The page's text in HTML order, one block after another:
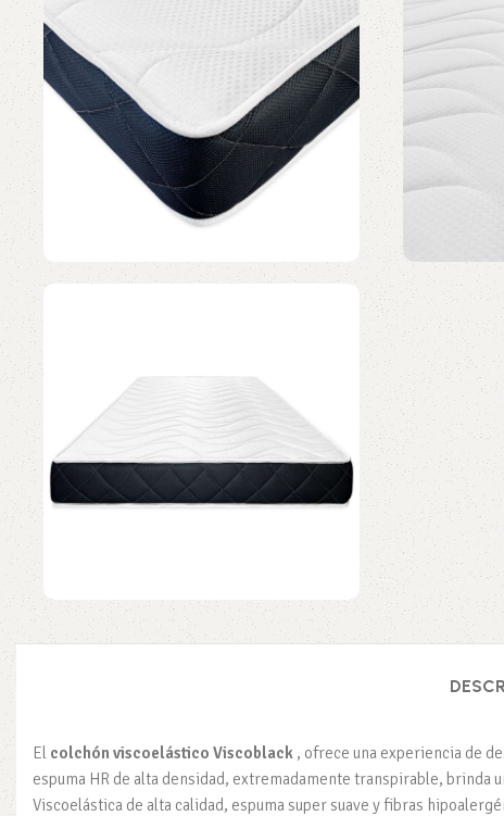
El colchón viscoelástico Viscoblack , ofrece una experiencia de
espuma HR de alta densidad, extremadamente transpirable, brinda
Viscoelástica de alta calidad, espuma super suave y fibras